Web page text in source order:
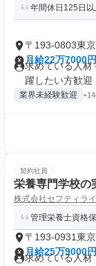
年間休日125日
〒193-0803東
月給22万7000
求めている人材
躍したい方歓迎
業界未経験歓迎
契約社員
栄養専門学校の
株式会社セフティラ
管理栄養士資格
〒193-0931東
月給25万9000
求めている人